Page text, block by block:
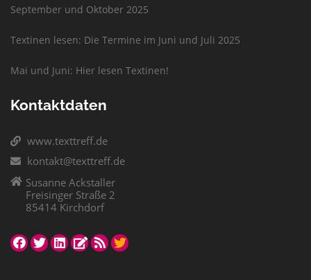
September und Oktober 2025
Textinen lesen: Die Termine im Juni und Juli 2025
Mai und Juni: Hier lesen Textinen!
Kontaktdaten
www.texttreff.de
kontakt@texttreff.de
Susanne Ackstaller
Freisinger Straße 2
85414 Kirchdorf